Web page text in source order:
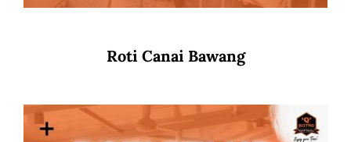
Roti Canai Bawang